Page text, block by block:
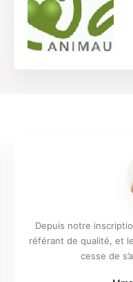
Depuis notre
référant de qualité, et
cesse de